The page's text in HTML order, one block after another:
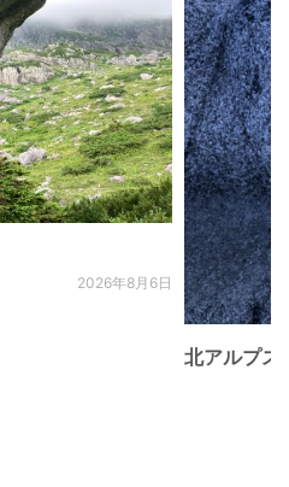
2026年8月6日
北アルプ